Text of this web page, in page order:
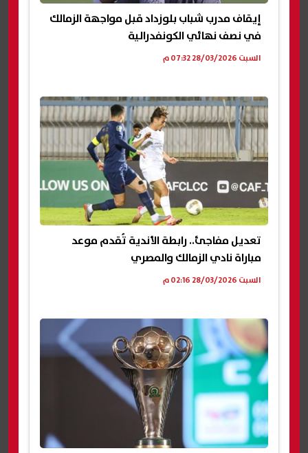
إيقاف مدرب شباب بلوزداد قبل مواجهة الزمالك
في نصف نهائي الكونفدرالية
السبت 28/03/2026 07:32 م
تعديل مفاجئ.. رابطة الأندية تُقدم موعد
مباراة نادي الزمالك والمصري
السبت 28/03/2026 02:16 م